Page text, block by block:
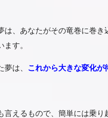
は、あなたがその竜巻に巻
す。
は、 これから大きな変化が
言えるもので、簡単には乗